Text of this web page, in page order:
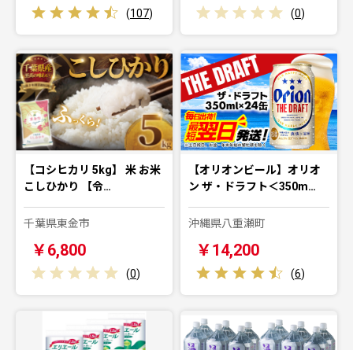
(107) (0)
【コシヒカリ 5kg】 米 お米
こしひかり 【令…
千葉県東金市
￥6,800
(0)
【オリオンビール】オリオ
ン ザ・ドラフト＜350m…
沖縄県八重瀬町
￥14,200
(6)